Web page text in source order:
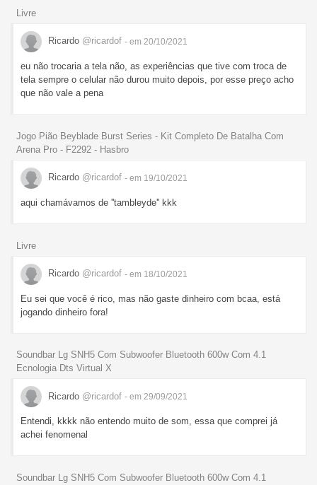
Livre
Ricardo @ricardof - em 20/10/2021
eu não trocaria a tela não, as experiências que tive com troca de
tela sempre o celular não durou muito depois, por esse preço acho
que não vale a pena
Jogo Pião Beyblade Burst Series - Kit Completo De Batalha Com
Arena Pro - F2292 - Hasbro
Ricardo @ricardof - em 19/10/2021
aqui chamávamos de ''tambleyde'' kkk
Livre
Ricardo @ricardof - em 18/10/2021
Eu sei que você é rico, mas não gaste dinheiro com bcaa, está
jogando dinheiro fora!
Soundbar Lg SNH5 Com Subwoofer Bluetooth 600w Com 4.1
Ecnologia Dts Virtual X
Ricardo @ricardof - em 29/09/2021
Entendi, kkkk não entendo muito de som, essa que comprei já
achei fenomenal
Soundbar Lg SNH5 Com Subwoofer Bluetooth 600w Com 4.1